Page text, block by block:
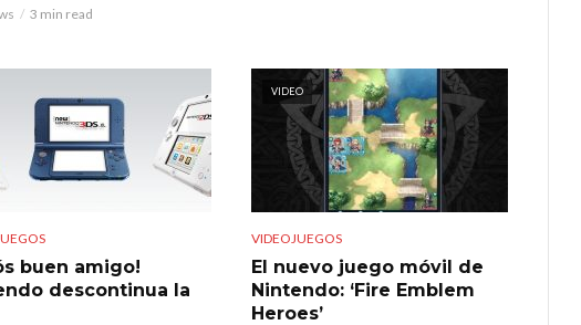
3 min read
buen amigo!
descontinua la
VIDEO
VIDEOJUEGOS
El nuevo juego móvil de
Nintendo: ‘Fire Emblem
Heroes’